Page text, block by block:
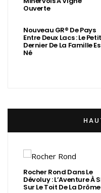
Ouverte
Nouveau GR® De Pays
Entre Deux Lacs : Le Petit
Dernier De La Famille
Né
Rocher Rond Dans Le
Dévoluy : L’Aventure À
Sur Le Toit De La Drôme